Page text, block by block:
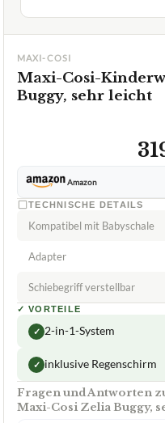
MAXI-COSI
Maxi-Cosi-
Buggy, sehr leicht
Amazon
TECHNISCHE DETAILS
Kompatibel mit Babyschale
Adapter
Schiebegriff verstellbar
✓ VORTEILE
✓ 2-in-1-System
✓ inklusive Regenschirm
Fragen und Antworten
Maxi-Cosi Zelia Buggy,